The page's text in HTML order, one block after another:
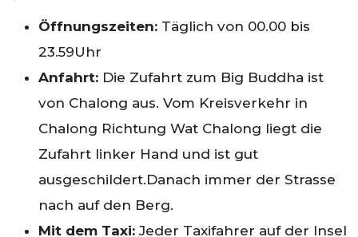
Öffnungszeiten: Täglich von 00.00 bis
23.59Uhr
Anfahrt: Die Zufahrt zum Big Buddha ist
von Chalong aus. Vom Kreisverkehr in
Chalong Richtung Wat Chalong liegt die
Zufahrt linker Hand und ist gut
ausgeschildert.Danach immer der Strasse
nach auf den Berg.
Mit dem Taxi: Jeder Taxifahrer auf der Insel